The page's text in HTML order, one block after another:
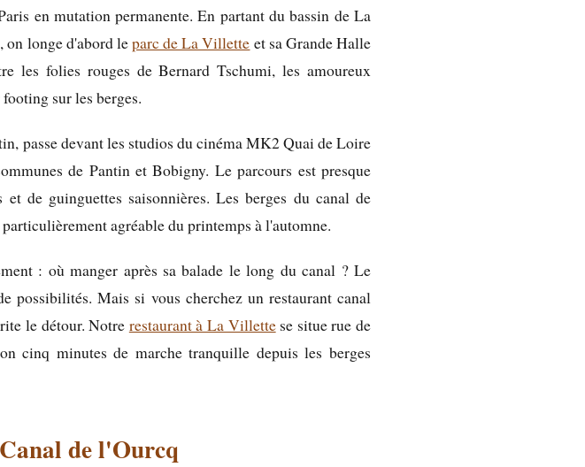
en mutation permanente. En partant du bassin de La
on longe d'abord leparc de La Villette et sa Grande Halle
les folies rouges de Bernard Tschumi, les amoureux
sur les berges.
passe devant les studios du cinéma MK2 Quai de Loire
de Pantin et Bobigny. Le parcours est presque
de guinguettes saisonnières. Les berges du canal de
agréable du printemps à l'automne.
: où manger après sa balade le long du canal ? Le
possibilités. Mais si vous cherchez un restaurant canal
le détour. Notre restaurant à La Villettese situe rue de
cinq minutes de marche tranquille depuis les berges
de l'Ourcq